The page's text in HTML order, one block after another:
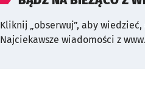
Kliknij „obserwuj”, aby
Najciekawsze wiadomości z